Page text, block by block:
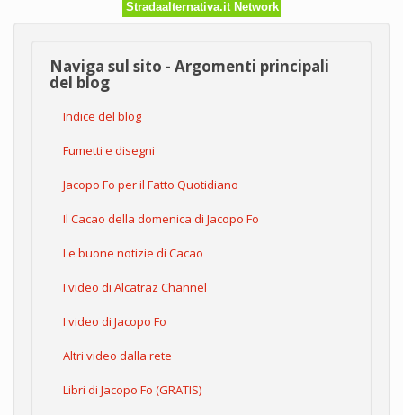
Stradaalternativa.it Network
Naviga sul sito - Argomenti principali
del blog
Indice del blog
Fumetti e disegni
Jacopo Fo per il Fatto Quotidiano
Il Cacao della domenica di Jacopo Fo
Le buone notizie di Cacao
I video di Alcatraz Channel
I video di Jacopo Fo
Altri video dalla rete
Libri di Jacopo Fo (GRATIS)